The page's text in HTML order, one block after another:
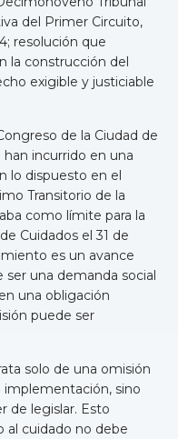
del Primer Circuito,
resolución que
la construcción del
exigible y justiciable
de la Ciudad de
incurrido en una
lo dispuesto en el
Transitorio de la
como límite para la
Cuidados el 31 de
es un avance
ser una demanda social
una obligación
puede ser
solo de una omisión
implementación, sino
de legislar. Esto
al cuidado no debe